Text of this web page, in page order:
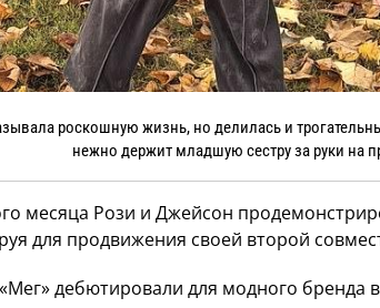
роскошную жизнь, но делилась и
нежно держит младшую сестру за руки на
месяца Рози и Джейсон
для продвижения своей второй
дебютировали для модного бренда